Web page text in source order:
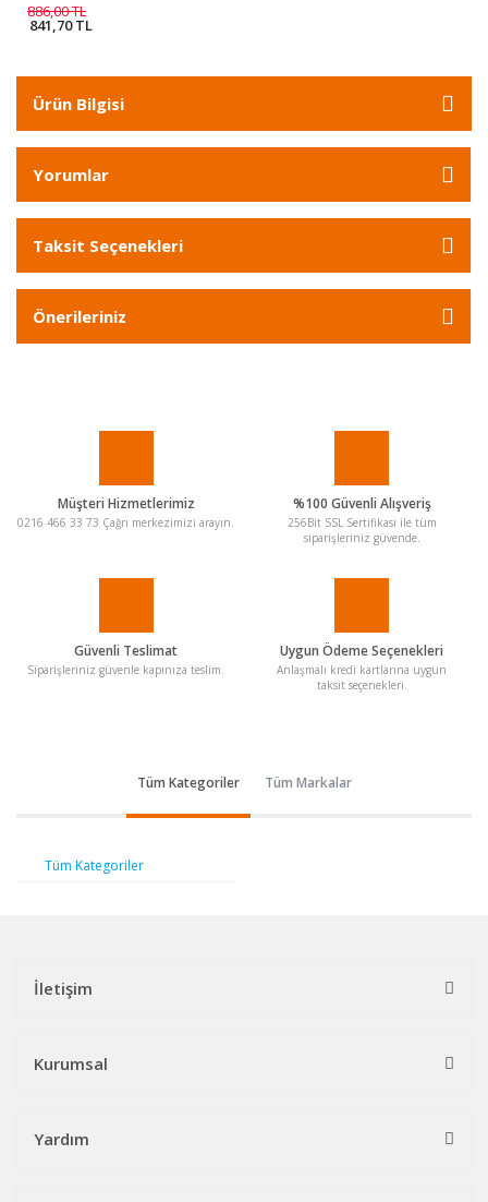
886,00 TL
841,70 TL
Ürün Bilgisi
Yorumlar
Taksit Seçenekleri
Önerileriniz
Müşteri Hizmetlerimiz
0216 466 33 73 Çağrı merkezimizi arayın.
%100 Güvenli Alışveriş
256Bit SSL Sertifikası ile tüm
siparişleriniz güvende.
Güvenli Teslimat
Siparişleriniz güvenle kapınıza teslim.
Uygun Ödeme Seçenekleri
Anlaşmalı kredi kartlarına uygun
taksit seçenekleri.
Tüm Kategoriler Tüm Markalar
Tüm Kategoriler
İletişim
Kurumsal
Yardım